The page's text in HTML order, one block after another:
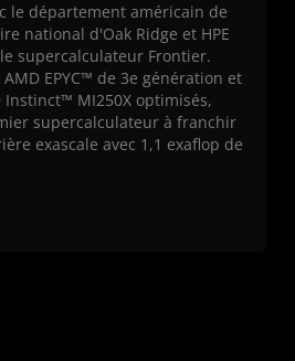
le département américain de
national d'Oak Ridge et HPE
supercalculateur Frontier.
EPYC™ de 3e génération et
Instinct™ MI250X optimisés,
supercalculateur à franchir
exascale avec 1,1 exaflop de